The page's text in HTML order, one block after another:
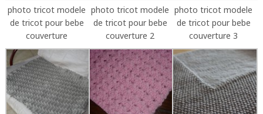
photo tricot modele
de tricot pour bebe
couverture
photo tricot modele
de tricot pour bebe
couverture 2
photo tricot modele
de tricot pour bebe
couverture 3